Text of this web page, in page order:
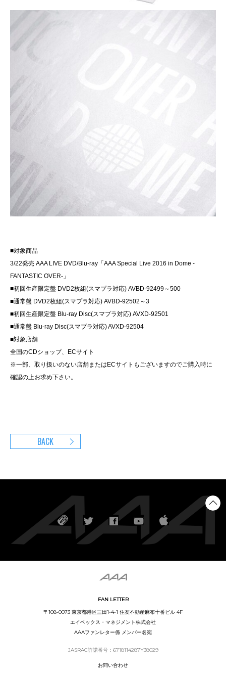
■対象商品
3/22発売 AAA LIVE DVD/Blu-ray「AAA Special Live 2016 in Dome -
FANTASTIC OVER-」
■初回生産限定盤 DVD2枚組(スマプラ対応) AVBD-92499～500
■通常盤 DVD2枚組(スマプラ対応) AVBD-92502～3
■初回生産限定盤 Blu-ray Disc(スマプラ対応) AVXD-92501
■通常盤 Blu-ray Disc(スマプラ対応) AVXD-92504
■対象店舗
全国のCDショップ、ECサイト
※一部、取り扱いのない店舗またはECサイトもございますのでご購入時に
確認の上お求め下さい。
BACK
FAN LETTER
〒108-0073 東京都港区三田1-4-1 住友不動産麻布十番ビル 4F
エイベックス・マネジメント株式会社
AAAファンレター係 メンバー名宛
JASRAC許諾番号：6718114287Y38029
お問い合わせ